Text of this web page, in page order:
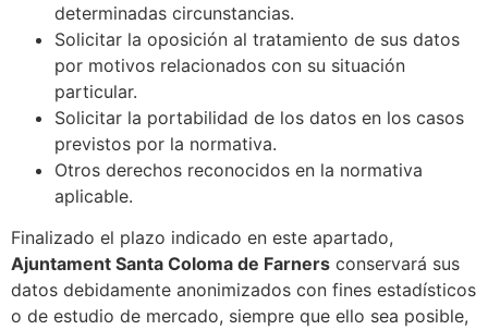
determinadas circunstancias.
Solicitar la oposición al tratamiento de sus datos
por motivos relacionados con su situación
particular.
Solicitar la portabilidad de los datos en los casos
previstos por la normativa.
Otros derechos reconocidos en la normativa
aplicable.
Finalizado el plazo indicado en este apartado,
Ajuntament Santa Coloma de Farners conservará sus
datos debidamente anonimizados con fines estadísticos
o de estudio de mercado, siempre que ello sea posible,